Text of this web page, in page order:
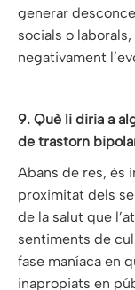
generar
socials o
negativament
9. Què li diria a
de trastorn
Abans de res, és
proximitat dels
de la salut que
sentiments de
fase maníaca en
inapropiats en